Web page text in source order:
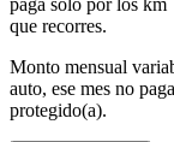
que recorres.
Monto mensual
auto, ese mes no
protegido(a).